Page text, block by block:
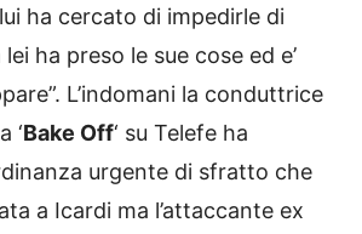
ha cercato di impedirle di
ha preso le sue cose ed e’
L’indomani la conduttrice
‘Bake Off‘ su Telefe ha
urgente di sfratto che
a Icardi ma l’attaccante ex